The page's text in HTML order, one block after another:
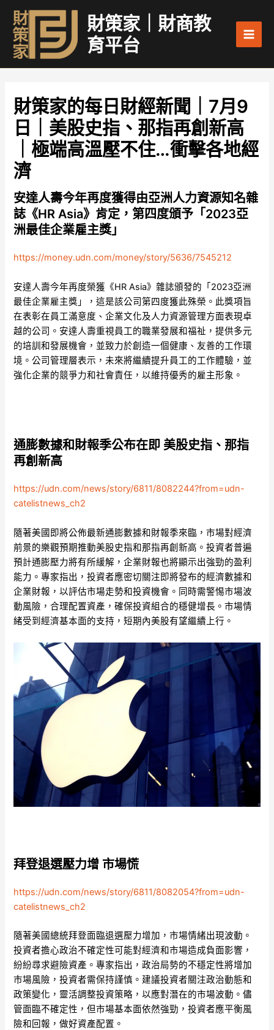
內
財策家｜財商教
育平台
財策家的每日財經新聞｜7月9
日｜美股史指、那指再創新高
｜極端高溫壓不住…衝擊各地經
濟
安達人壽今年再度獲得由亞洲人力資源知名雜
誌《HR Asia》肯定，第四度頒予「2023亞
洲最佳企業雇主獎」
https://money.udn.com/money/story/5636/7545212
安達人壽今年再度榮獲《HR Asia》雜誌頒發的「2023亞洲
最佳企業雇主獎」，這是該公司第四度獲此殊榮。此獎項旨
在表彰在員工滿意度、企業文化及人力資源管理方面表現卓
越的公司。安達人壽重視員工的職業發展和福祉，提供多元
的培訓和發展機會，並致力於創造一個健康、友善的工作環
境。公司管理層表示，未來將繼續提升員工的工作體驗，並
強化企業的競爭力和社會責任，以維持優秀的雇主形象。
通膨數據和財報季公布在即 美股史指、那指
再創新高
https://udn.com/news/story/6811/8082244?from=udn-
catelistnews_ch2
隨著美國即將公佈最新通膨數據和財報季來臨，市場對經濟
前景的樂觀預期推動美股史指和那指再創新高。投資者普遍
預計通膨壓力將有所緩解，企業財報也將顯示出強勁的盈利
能力。專家指出，投資者應密切關注即將發布的經濟數據和
企業財報，以評估市場走勢和投資機會。同時需警惕市場波
動風險，合理配置資產，確保投資組合的穩健增長。市場情
緒受到經濟基本面的支持，短期內美股有望繼續上行。
拜登退選壓力增 市場慌
https://udn.com/news/story/6811/8082054?from=udn-
catelistnews_ch2
隨著美國總統拜登面臨退選壓力增加，市場情緒出現波動。
投資者擔心政治不確定性可能對經濟和市場造成負面影響，
紛紛尋求避險資產。專家指出，政治局勢的不穩定性將增加
市場風險，投資者需保持謹慎。建議投資者關注政治動態和
政策變化，靈活調整投資策略，以應對潛在的市場波動。儘
管面臨不確定性，但市場基本面依然強勁，投資者應平衡風
險和回報，做好資產配置。